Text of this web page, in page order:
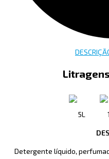
5L
Detergente líquido,